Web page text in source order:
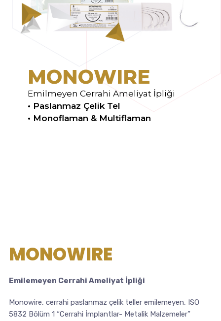
MONOWIRE
Emilmeyen Cerrahi Ameliyat İpliği
• Paslanmaz Çelik Tel
• Monoflaman & Multiflaman
MONOWIRE
Emilemeyen Cerrahi Ameliyat İpliği
Monowire, cerrahi paslanmaz çelik teller emilemeyen, ISO
5832 Bölüm 1 “Cerrahi İmplantlar- Metalik Malzemeler”